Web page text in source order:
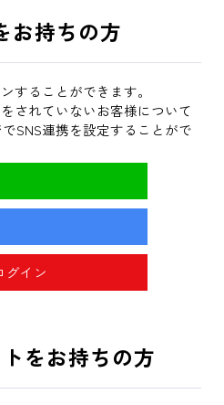
お持ちの方
することができます。
されていないお客様について
SNS連携を設定することがで
グイン
をお持ちの方